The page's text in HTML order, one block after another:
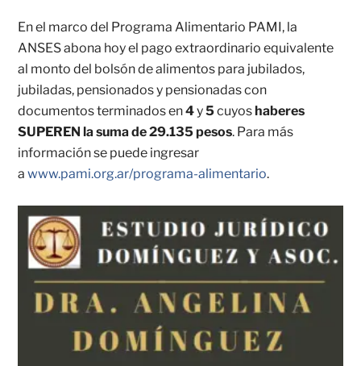
En el marco del Programa Alimentario PAMI, la
ANSES abona hoy el pago extraordinario equivalente
al monto del bolsón de alimentos para jubilados,
jubiladas, pensionados y pensionadas con
documentos terminados en4y5cuyoshaberes
SUPEREN la suma de 29.135 pesos. Para más
información se puede ingresar
awww.pami.org.ar/programa-alimentario.